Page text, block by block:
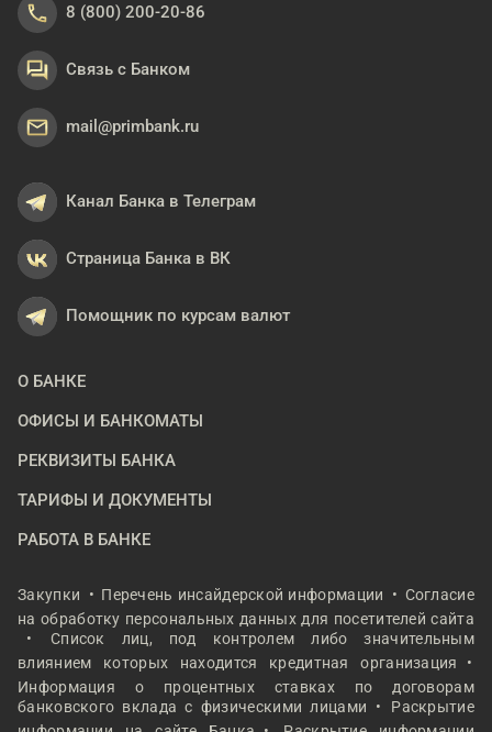
8 (800) 200-20-86
Связь с Банком
mail@primbank.ru
Канал Банка в Телеграм
Страница Банка в ВК
Помощник по курсам валют
О БАНКЕ
ОФИСЫ И БАНКОМАТЫ
РЕКВИЗИТЫ БАНКА
ТАРИФЫ И ДОКУМЕНТЫ
РАБОТА В БАНКЕ
Закупки Перечень инсайдерской информации
Согласие
на обработку персональных данных для посетителей сайта
Список лиц, под контролем либо значительным
влиянием которых находится кредитная организация
Информация о процентных ставках по договорам
банковского вклада с физическими лицами
Раскрытие